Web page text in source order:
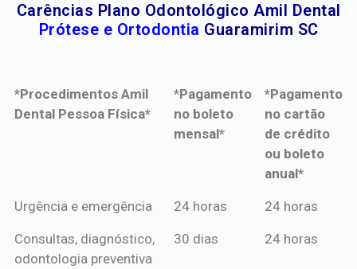
Carências Plano Odontológico Amil Dental
Prótese e Ortodontia Guaramirim SC
*Procedimentos Amil
Dental Pessoa Física*
*Pagamento
no boleto
mensal*
*Pagamento
no cartão
de crédito
ou boleto
anual*
*Procedimentos Amil
*Pagamento
mensal*
*Pagamento
de crédito
Urgência e emergência 24 horas 24 horas
Consultas, diagnóstico,
odontologia preventiva
30 dias 24 horas